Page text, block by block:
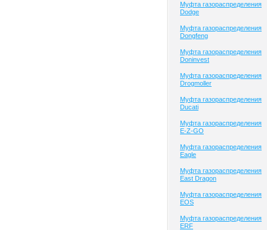
Муфта газораспределения
Dodge
Муфта газораспределения
Dongfeng
Муфта газораспределения
Doninvest
Муфта газораспределения
Drogmoller
Муфта газораспределения
Ducati
Муфта газораспределения
E-Z-GO
Муфта газораспределения
Eagle
Муфта газораспределения
East Dragon
Муфта газораспределения
EOS
Муфта газораспределения
ERF